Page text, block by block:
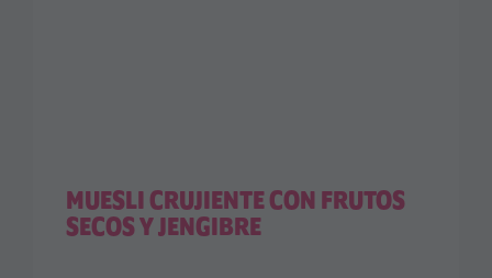
MUESLI CRUJIENTE CON FRUTOS
SECOS Y JENGIBRE